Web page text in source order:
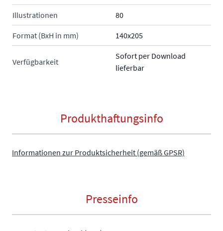
Illustrationen 80
Format (BxH in mm) 140x205
Verfügbarkeit
Sofort per Download
lieferbar
Produkthaftungsinfo
Informationen zur Produktsicherheit (gemäß GPSR)
Presseinfo